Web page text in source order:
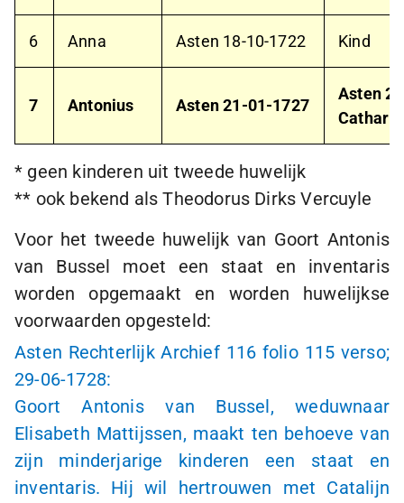
6 Anna Asten 18-10-1722 Kind
7 Antonius Asten21-01-1727
Asten
* geen kinderen uit tweede huwelijk
** ook bekend als Theodorus Dirks Vercuyle
Voor het tweede huwelijk van Goort Antonis
van Bussel moet een staat en inventaris
worden opgemaakt en worden huwelijkse
voorwaarden opgesteld:
Asten Rechterlijk Archief 116 folio 115 verso;
29-06-1728:
Goort Antonis van Bussel, weduwnaar
Elisabeth Mattijssen, maakt ten behoeve van
zijn minderjarige kinderen een staat en
inventaris. Hij wil hertrouwen met Catalijn